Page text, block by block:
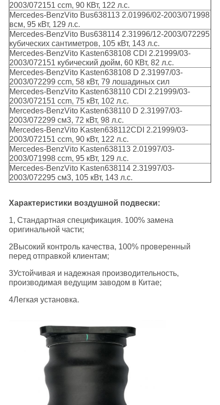
2003/072151 ccm, 90 КВт, 122 л.с.
Mercedes-BenzVito Bus638113 2.01996/02-2003/071998
всм, 95 кВт, 129 л.с.
Mercedes-BenzVito Bus638114 2.31996/12-2003/072295
кубических сантиметров, 105 кВт, 143 л.с.
Mercedes-BenzVito Kasten638108 CDI 2.21999/03-
2003/072151 кубический дюйм, 60 КВт, 82 л.с.
Mercedes-BenzVito Kasten638108 D 2.31997/03-
2003/072299 ccm, 58 кВт, 79 лошадиных сил
Mercedes-BenzVito Kasten638110 CDI 2.21999/03-
2003/072151 ccm, 75 кВт, 102 л.с.
Mercedes-BenzVito Kasten638110 D 2.31997/03-
2003/072299 см3, 72 кВт, 98 л.с.
Mercedes-BenzVito Kasten638112CDI 2.21999/03-
2003/072151 ccm, 90 кВт, 122 л.с.
Mercedes-BenzVito Kasten638113 2.01997/03-
2003/071998 ccm, 95 кВт, 129 л.с.
Mercedes-BenzVito Kasten638114 2.31997/03-
2003/072295 см3, 105 кВт, 143 л.с.
Характеристики воздушной подвески:
1, Стандартная спецификация. 100% замена
оригинальной части;
2Высокий контроль качества, 100% проверенный
перед отправкой клиентам;
3Устойчивая и надежная производительность,
производимая ведущим заводом в Китае;
4Легкая установка.